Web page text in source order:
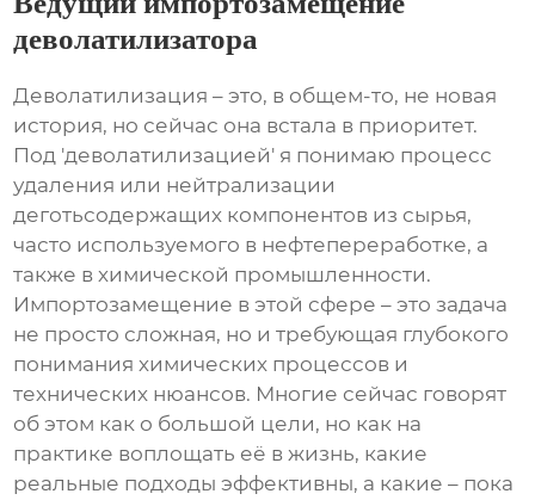
деволатилизатора
Деволатилизация – это, в общем-то, не новая
история, но сейчас она встала в приоритет.
Под 'деволатилизацией' я понимаю процесс
удаления или нейтрализации
деготьсодержащих компонентов из сырья,
часто используемого в нефтепереработке, а
также в химической промышленности.
Импортозамещение в этой сфере – это задача
не просто сложная, но и требующая глубокого
понимания химических процессов и
технических нюансов. Многие сейчас говорят
об этом как о большой цели, но как на
практике воплощать её в жизнь, какие
реальные подходы эффективны, а какие – пока